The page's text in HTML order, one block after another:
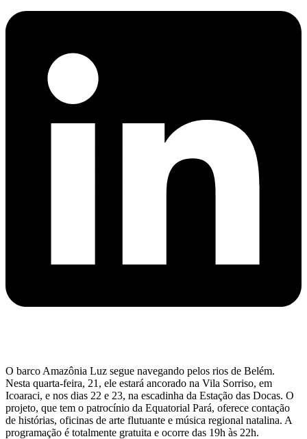
O barco Amazônia Luz segue navegando pelos rios de Belém.
Nesta quarta-feira, 21, ele estará ancorado na Vila Sorriso, em
Icoaraci, e nos dias 22 e 23, na escadinha da Estação das Docas. O
projeto, que tem o patrocínio da Equatorial Pará, oferece contação
de histórias, oficinas de arte flutuante e música regional natalina. A
programação é totalmente gratuita e ocorre das 19h às 22h.